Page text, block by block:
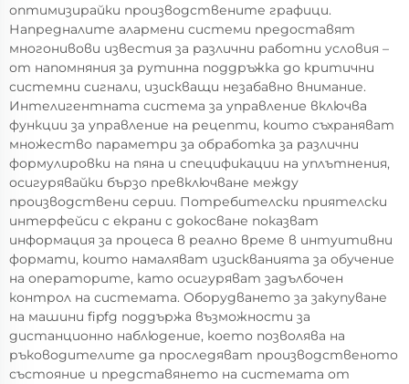
оптимизирайки производствените графици.
Напредналите алармени системи предоставят
многонивови известия за различни работни условия –
от напомняния за рутинна поддръжка до критични
системни сигнали, изискващи незабавно внимание.
Интелигентната система за управление включва
функции за управление на рецепти, които съхраняват
множество параметри за обработка за различни
формулировки на пяна и спецификации на уплътнения,
осигурявайки бързо превключване между
производствени серии. Потребителски приятелски
интерфейси с екрани с докосване показват
информация за процеса в реално време в интуитивни
формати, които намаляват изискванията за обучение
на операторите, като осигуряват задълбочен
контрол на системата. Оборудването за закупуване
на машини fipfg поддържа възможности за
дистанционно наблюдение, което позволява на
ръководителите да проследяват производственото
състояние и представянето на системата от